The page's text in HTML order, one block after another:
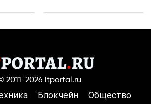
2011-2026 itportal.ru
Блокчейн
Общество